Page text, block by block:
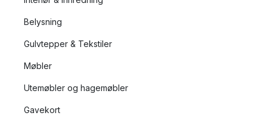
Belysning
Gulvtepper & Tekstiler
Møbler
Utemøbler og hagemøbler
Gavekort